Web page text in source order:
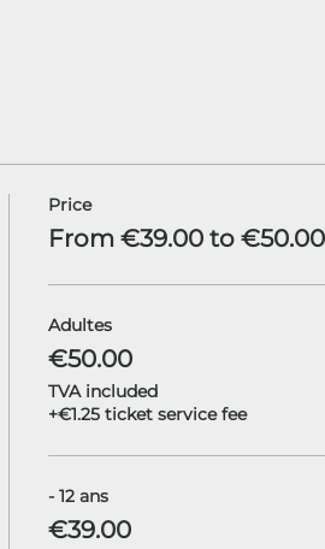
Price
From €39.00 to €50.00
Adultes
€50.00
TVA included
+€1.25 ticket service fee
- 12 ans
€39.00